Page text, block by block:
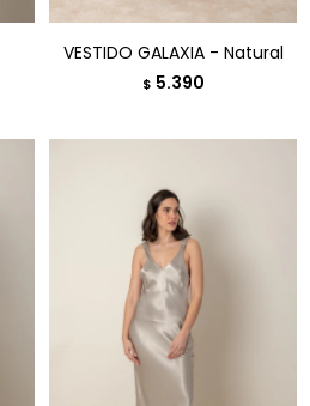
VESTIDO GALAXIA - Natural
$ 5.390